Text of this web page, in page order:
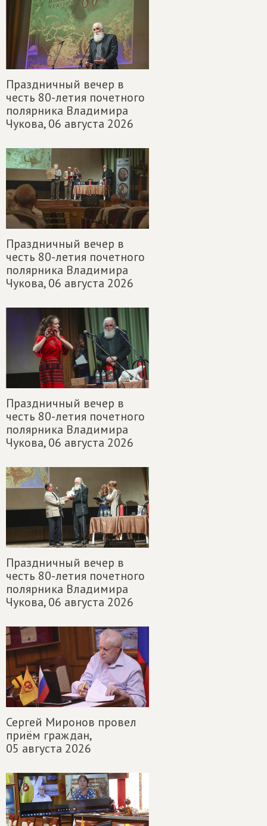
Праздничный вечер в
честь 80-летия почетного
полярника Владимира
Чукова,06 августа 2026
Праздничный вечер в
честь 80-летия почетного
полярника Владимира
Чукова,06 августа 2026
Праздничный вечер в
честь 80-летия почетного
полярника Владимира
Чукова,06 августа 2026
Праздничный вечер в
честь 80-летия почетного
полярника Владимира
Чукова,06 августа 2026
Сергей Миронов провел
приём граждан,
05 августа 2026